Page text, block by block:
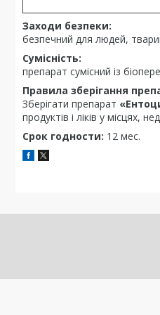
Заходи безпеки:
безпечний для людей,
Сумісність:
препарат сумісний із
Правила зберігання
Зберігати препарат
продуктів і ліків у місцях,
Срок годности: 12 мес.